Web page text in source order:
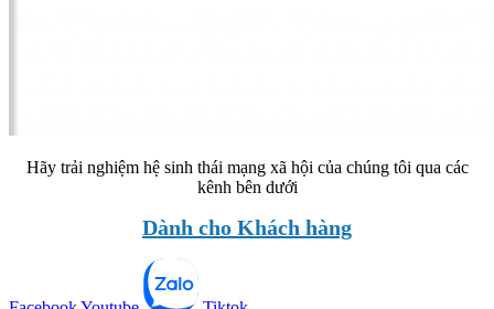
Hãy trải nghiệm hệ sinh thái mạng xã hội của chúng tôi qua các
kênh bên dưới
Dành cho Khách hàng